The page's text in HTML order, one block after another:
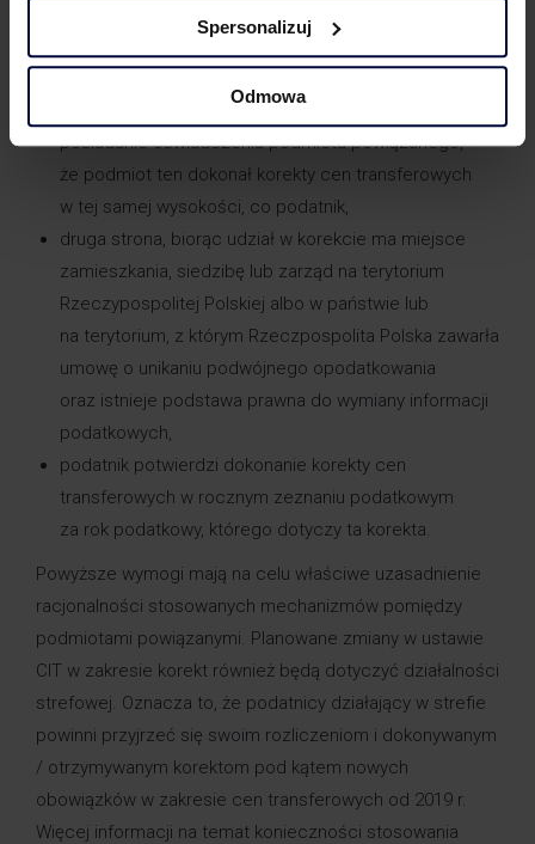
Spersonalizuj
Odmowa
istotnych okoliczności,
posiadanie oświadczenia podmiotu powiązanego,
że podmiot ten dokonał korekty cen transferowych
w tej samej wysokości, co podatnik,
druga strona, biorąc udział w korekcie ma miejsce
zamieszkania, siedzibę lub zarząd na terytorium
Rzeczypospolitej Polskiej albo w państwie lub
na terytorium, z którym Rzeczpospolita Polska zawarła
umowę o unikaniu podwójnego opodatkowania
oraz istnieje podstawa prawna do wymiany informacji
podatkowych,
podatnik potwierdzi dokonanie korekty cen
transferowych w rocznym zeznaniu podatkowym
za rok podatkowy, którego dotyczy ta korekta.
Powyższe wymogi mają na celu właściwe uzasadnienie
racjonalności stosowanych mechanizmów pomiędzy
podmiotami powiązanymi. Planowane zmiany w ustawie
CIT w zakresie korekt również będą dotyczyć działalności
strefowej. Oznacza to, że podatnicy działający w strefie
powinni przyjrzeć się swoim rozliczeniom i dokonywanym
/ otrzymywanym korektom pod kątem nowych
obowiązków w zakresie cen transferowych od 2019 r.
Więcej informacji na temat konieczności stosowania